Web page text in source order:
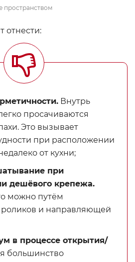
пространством
отнести:
Внутрь
просачиваются
Это вызывает
при расположении
от кухни;
при
дешёвого крепежа.
можно путём
роликов и направляющей
в процессе открытия/
большинство